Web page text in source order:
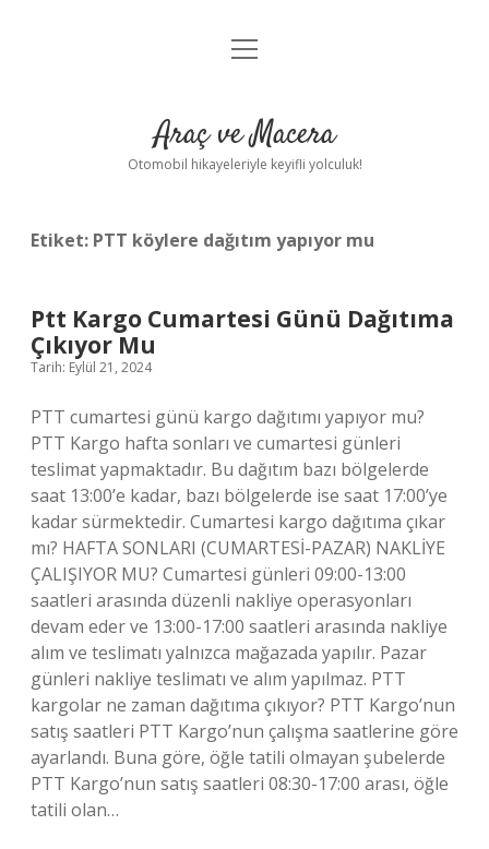
Anasayfa
Yasal Uyarı
menüyü
Araç ve Macera
Otomobil hikayeleriyle keyifli yolculuk!
Etiket: PTT köylere dağıtım yapıyor mu
Ptt Kargo Cumartesi Günü Dağıtıma
Çıkıyor Mu
Tarih: Eylül 21, 2024
PTT cumartesi günü kargo dağıtımı yapıyor mu?
PTT Kargo hafta sonları ve cumartesi günleri
teslimat yapmaktadır. Bu dağıtım bazı bölgelerde
saat 13:00’e kadar, bazı bölgelerde ise saat 17:00’ye
kadar sürmektedir. Cumartesi kargo dağıtıma çıkar
mı? HAFTA SONLARI (CUMARTESİ-PAZAR) NAKLİYE
ÇALIŞIYOR MU? Cumartesi günleri 09:00-13:00
saatleri arasında düzenli nakliye operasyonları
devam eder ve 13:00-17:00 saatleri arasında nakliye
alım ve teslimatı yalnızca mağazada yapılır. Pazar
günleri nakliye teslimatı ve alım yapılmaz. PTT
kargolar ne zaman dağıtıma çıkıyor? PTT Kargo’nun
satış saatleri PTT Kargo’nun çalışma saatlerine göre
ayarlandı. Buna göre, öğle tatili olmayan şubelerde
PTT Kargo’nun satış saatleri 08:30-17:00 arası, öğle
tatili olan…